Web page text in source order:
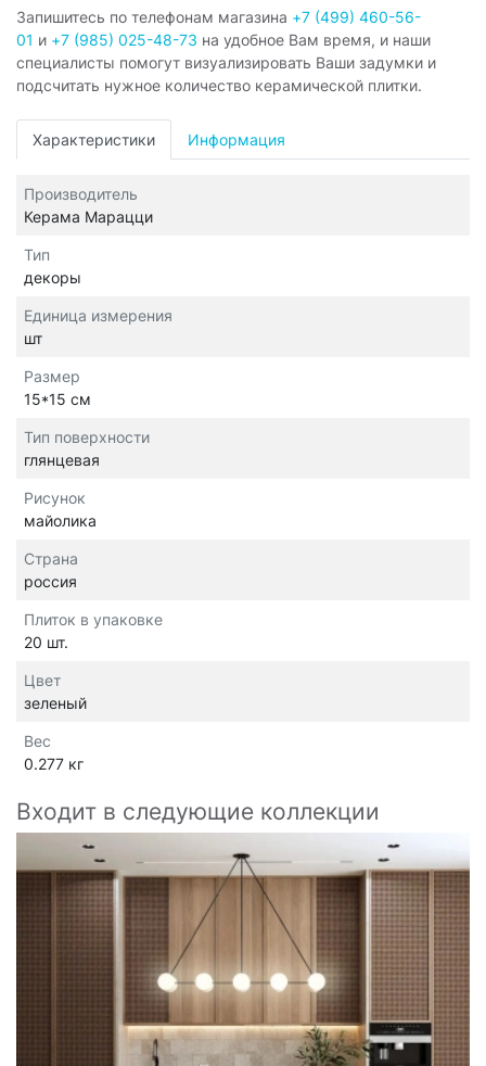
Запишитесь по телефонам магазина +7 (499) 460-56-
01 и +7 (985) 025-48-73 на удобное Вам время, и наши
специалисты помогут визуализировать Ваши задумки и
подсчитать нужное количество керамической плитки.
Характеристики Информация
Производитель
Керама Марацци
Тип
декоры
Единица измерения
шт
Размер
15*15 см
Тип поверхности
глянцевая
Рисунок
майолика
Страна
россия
Плиток в упаковке
20 шт.
Цвет
зеленый
Вес
0.277 кг
Входит в следующие коллекции